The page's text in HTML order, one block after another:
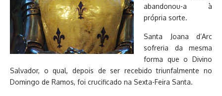
abandonou-a à
própria sorte.
Santa Joana d’Arc
sofreria da mesma
forma que o Divino
Salvador, o qual, depois de ser recebido triunfalmente no
Domingo de Ramos, foi crucificado na Sexta-Feira Santa.